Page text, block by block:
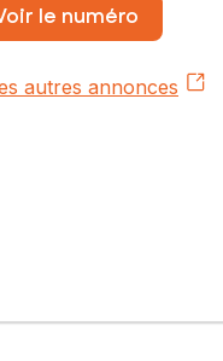
le numéro
autres annonces